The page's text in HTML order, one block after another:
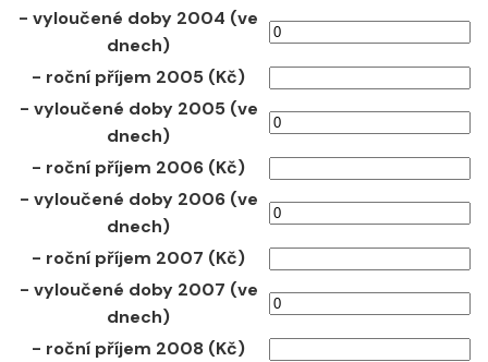
- vyloučené doby 2004 (ve
dnech)
- roční příjem 2005 (Kč)
- vyloučené doby 2005 (ve
dnech)
- roční příjem 2006 (Kč)
- vyloučené doby 2006 (ve
dnech)
- roční příjem 2007 (Kč)
- vyloučené doby 2007 (ve
dnech)
- roční příjem 2008 (Kč)